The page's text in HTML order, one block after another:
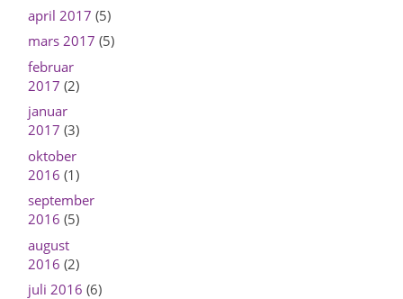
april 2017 (5)
mars 2017 (5)
februar
2017 (2)
januar
2017 (3)
oktober
2016 (1)
september
2016 (5)
august
2016 (2)
juli 2016 (6)